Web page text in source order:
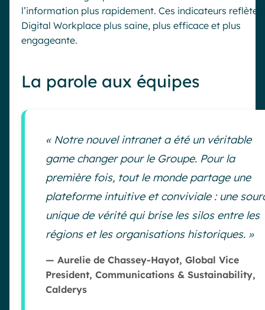
l’information plus rapidement. Ces indicateurs
Digital Workplace plus saine, plus efficace et plus
engageante.
La parole aux équipes
« Notre nouvel intranet a été un véritable
game changer pour le Groupe. Pour la
première fois, tout le monde partage une
plateforme intuitive et conviviale : une
unique de vérité qui brise les silos entre les
régions et les organisations historiques. »
— Aurelie de Chassey-Hayot, Global Vice
President, Communications & Sustainability,
Calderys